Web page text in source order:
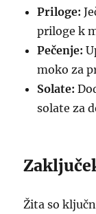
Priloge:
priloge k
Pečenje:
moko za
Solate:
solate za
Žita so